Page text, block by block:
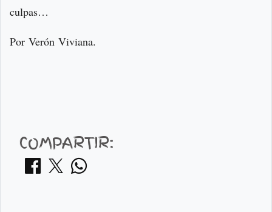
culpas…
Por Verón Viviana.
COMPARTIR: